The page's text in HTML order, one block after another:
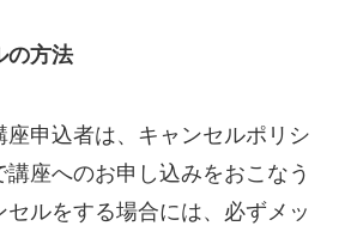
の方法
座申込者は、キャンセルポリシ
座へのお申し込みをおこなう
セルをする場合には、必ずメッ